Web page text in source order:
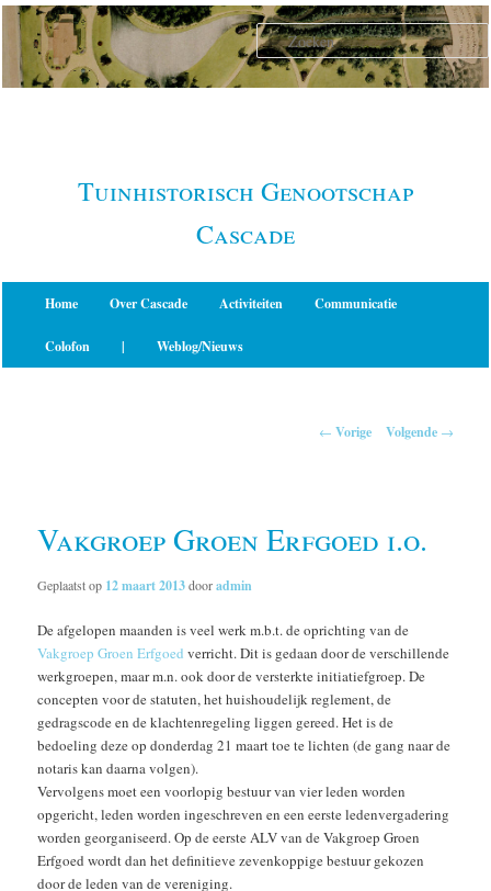
Spring
naar
primaire
Tuinhistorisch Genootschap
Cascade
Home Over Cascade Activiteiten Communicatie
Colofon | Weblog/Nieuws
← Vorige Volgende →
Vakgroep Groen Erfgoed i.o.
Geplaatst op 12 maart 2013dooradmin
De afgelopen maanden is veel werk m.b.t. de oprichting van de
Vakgroep Groen Erfgoed verricht. Dit is gedaan door de verschillende
werkgroepen, maar m.n. ook door de versterkte initiatiefgroep. De
concepten voor de statuten, het huishoudelijk reglement, de
gedragscode en de klachtenregeling liggen gereed. Het is de
bedoeling deze op donderdag 21 maart toe te lichten (de gang naar de
notaris kan daarna volgen).
Vervolgens moet een voorlopig bestuur van vier leden worden
opgericht, leden worden ingeschreven en een eerste ledenvergadering
worden georganiseerd. Op de eerste ALV van de Vakgroep Groen
Erfgoed wordt dan het definitieve zevenkoppige bestuur gekozen
door de leden van de vereniging.